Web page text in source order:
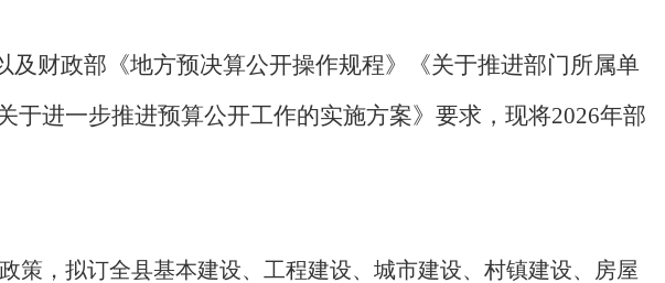
财政部《地方预决算公开操作规程》《关于推进部门所属单
于进一步推进预算公开工作的实施方案》要求，现将2026年部
策，拟订全县基本建设、工程建设、城市建设、村镇建设、房屋